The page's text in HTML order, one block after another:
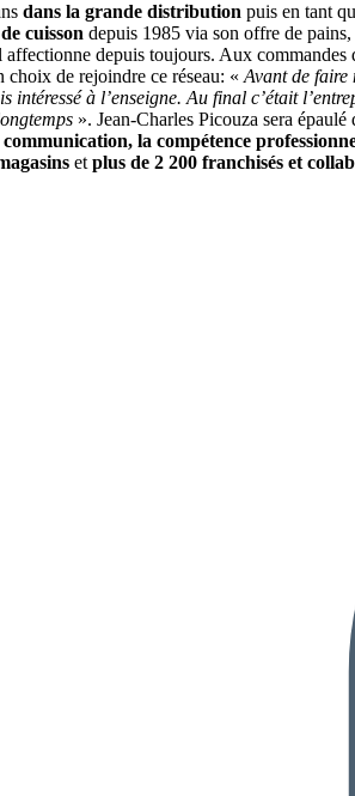
dans la grande distribution puis en tant
cuisson depuis 1985 via son offre de
depuis toujours. Aux
choix de rejoindre ce réseau: « Avant de faire
intéressé à l’enseigne. Au final c’était
». Jean-Charles Picouza sera
la compétence
et plus de 2 200 franchisés et